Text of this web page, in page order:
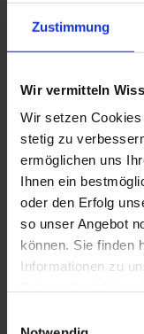
Zustimmung
Wir vermitteln
Wir setzen
stetig zu
ermöglichen uns
Ihnen ein
oder den Erfolg
so unser Angebot
können. Sie finden
Informationen zu
Bei der Messung
Beschleunigung Q S
Sitz ein, welche
Basierend auf dem
somit die wird die
werden: